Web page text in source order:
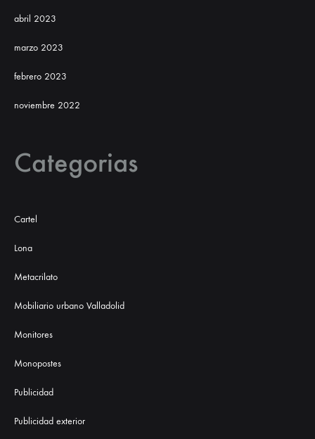
abril 2023
marzo 2023
febrero 2023
noviembre 2022
Categorias
Cartel
Lona
Metacrilato
Mobiliario urbano Valladolid
Monitores
Monopostes
Publicidad
Publicidad exterior